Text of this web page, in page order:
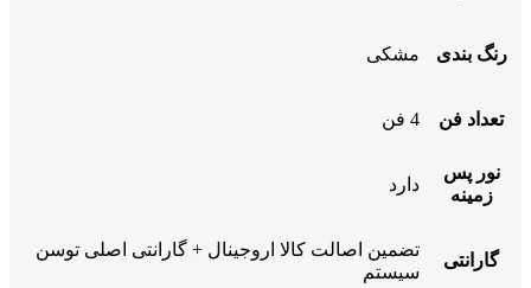
رنگ بندی مشکی
تعداد فن 4 فن
نور پس
زمینه
دارد
گارانتی
تضمین اصالت کالا اروجینال + گارانتی اصلی توسن
سیستم